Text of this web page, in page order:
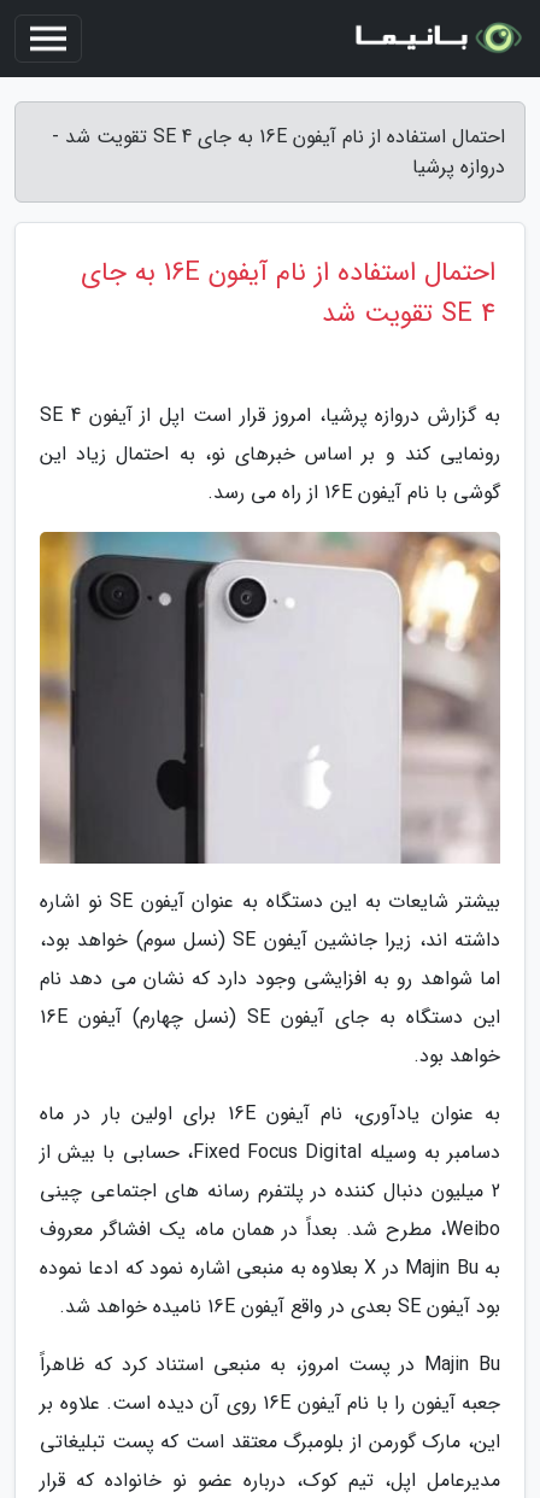
احتمال استفاده از نام آیفون 16E به جای SE 4 تقویت شد -
دروازه پرشیا
احتمال استفاده از نام آیفون 16E به جای
SE 4 تقویت شد
به گزارش دروازه پرشیا، امروز قرار است اپل از آیفون SE 4
رونمایی کند و بر اساس خبرهای نو، به احتمال زیاد این
گوشی با نام آیفون 16E از راه می رسد.
بیشتر شایعات به این دستگاه به عنوان آیفون SE نو اشاره
داشته اند، زیرا جانشین آیفون SE (نسل سوم) خواهد بود،
اما شواهد رو به افزایشی وجود دارد که نشان می دهد نام
این دستگاه به جای آیفون SE (نسل چهارم) آیفون 16E
خواهد بود.
به عنوان یادآوری، نام آیفون 16E برای اولین بار در ماه
دسامبر به وسیله Fixed Focus Digital، حسابی با بیش از
2 میلیون دنبال کننده در پلتفرم رسانه های اجتماعی چینی
Weibo، مطرح شد. بعداً در همان ماه، یک افشاگر معروف
به Majin Bu در X بعلاوه به منبعی اشاره نمود که ادعا نموده
بود آیفون SE بعدی در واقع آیفون 16E نامیده خواهد شد.
Majin Bu در پست امروز، به منبعی استناد کرد که ظاهراً
جعبه آیفون را با نام آیفون 16E روی آن دیده است. علاوه بر
این، مارک گورمن از بلومبرگ معتقد است که پست تبلیغاتی
مدیرعامل اپل، تیم کوک، درباره عضو نو خانواده که قرار